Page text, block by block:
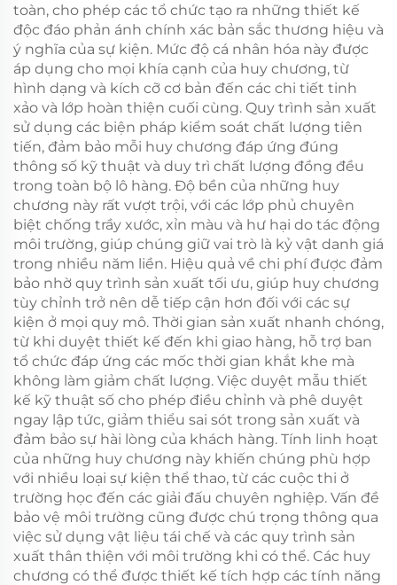
toàn, cho phép các tổ chức tạo ra những thiết kế
độc đáo phản ánh chính xác bản sắc thương hiệu và
ý nghĩa của sự kiện. Mức độ cá nhân hóa này được
áp dụng cho mọi khía cạnh của huy chương, từ
hình dạng và kích cỡ cơ bản đến các chi tiết tinh
xảo và lớp hoàn thiện cuối cùng. Quy trình sản xuất
sử dụng các biện pháp kiểm soát chất lượng tiên
tiến, đảm bảo mỗi huy chương đáp ứng đúng
thông số kỹ thuật và duy trì chất lượng đồng đều
trong toàn bộ lô hàng. Độ bền của những huy
chương này rất vượt trội, với các lớp phủ chuyên
biệt chống trầy xước, xỉn màu và hư hại do tác động
môi trường, giúp chúng giữ vai trò là kỷ vật danh giá
trong nhiều năm liền. Hiệu quả về chi phí được đảm
bảo nhờ quy trình sản xuất tối ưu, giúp huy chương
tùy chỉnh trở nên dễ tiếp cận hơn đối với các sự
kiện ở mọi quy mô. Thời gian sản xuất nhanh chóng,
từ khi duyệt thiết kế đến khi giao hàng, hỗ trợ ban
tổ chức đáp ứng các mốc thời gian khắt khe mà
không làm giảm chất lượng. Việc duyệt mẫu thiết
kế kỹ thuật số cho phép điều chỉnh và phê duyệt
ngay lập tức, giảm thiểu sai sót trong sản xuất và
đảm bảo sự hài lòng của khách hàng. Tính linh hoạt
của những huy chương này khiến chúng phù hợp
với nhiều loại sự kiện thể thao, từ các cuộc thi ở
trường học đến các giải đấu chuyên nghiệp. Vấn đề
bảo vệ môi trường cũng được chú trọng thông qua
việc sử dụng vật liệu tái chế và các quy trình sản
xuất thân thiện với môi trường khi có thể. Các huy
chương có thể được thiết kế tích hợp các tính năng